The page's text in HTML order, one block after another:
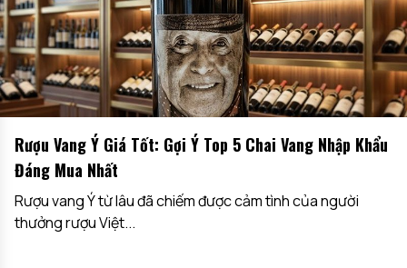
Rượu Vang Ý Giá Tốt: Gợi Ý Top 5 Chai Vang Nhập Khẩu
Đáng Mua Nhất
Rượu vang Ý từ lâu đã chiếm được cảm tình của người
thưởng rượu Việt...